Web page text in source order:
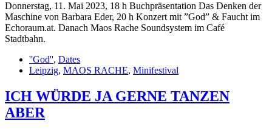
Donnerstag, 11. Mai 2023, 18 h Buchpräsentation Das Denken der
Maschine von Barbara Eder, 20 h Konzert mit ”God” & Faucht im
Echoraum.at. Danach Maos Rache Soundsystem im Café
Stadtbahn.
''God'', Dates
Leipzig, MAOS RACHE, Minifestival
ICH WÜRDE JA GERNE TANZEN
ABER